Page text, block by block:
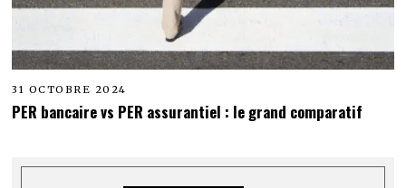
31 OCTOBRE 2024
PER bancaire vs PER assurantiel : le grand comparatif